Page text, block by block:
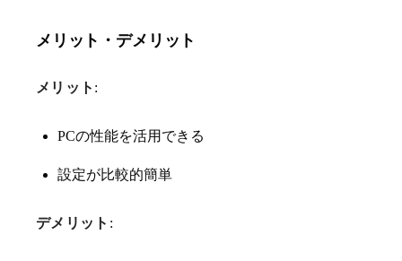
メリット・デメリット
メリット :
PCの性能を活用できる
設定が比較的簡単
デメリット :